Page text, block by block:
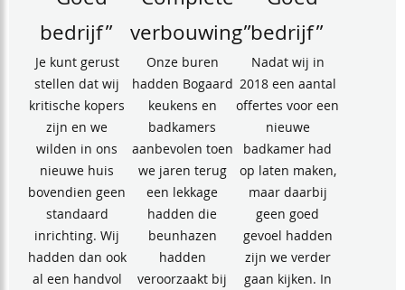
bedrijf”
Je kunt gerust
stellen dat wij
kritische kopers
zijn en we
wilden in ons
nieuwe huis
bovendien geen
standaard
inrichting. Wij
hadden dan ook
al een handvol
verbouwing”
Onze buren
hadden Bogaard
keukens en
badkamers
aanbevolen toen
we jaren terug
een lekkage
hadden die
beunhazen
hadden
veroorzaakt bij
bedrijf”
Nadat wij in
2018 een aantal
offertes voor een
nieuwe
badkamer had
op laten maken,
maar daarbij
geen goed
gevoel hadden
zijn we verder
gaan kijken. In